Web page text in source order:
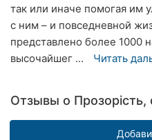
Франковск
Луцк
Карпаты
так или иначе помогая им
с ним – и повседневной
представлено более 1000
высочайшег ...
Читать
Отзывы о Прозорість,